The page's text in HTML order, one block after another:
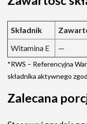
Składnik
Witamina E
—
*RWS – Referencyjna
składnika aktywnego
Zalecana